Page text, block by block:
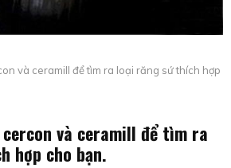
và ceramill để tìm ra loại răng sứ thích hợp
và ceramill để tìm ra
hợp cho bạn.